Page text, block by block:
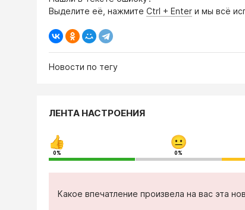
Выделите её, нажмите Ctrl + Enter и мы всё
Новости по тегу
ЛЕНТА НАСТРОЕНИЯ
0% 0%
Какое впечатление произвела на вас эта